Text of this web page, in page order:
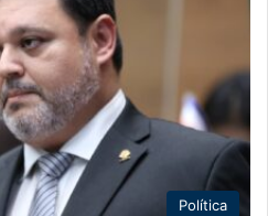
Política